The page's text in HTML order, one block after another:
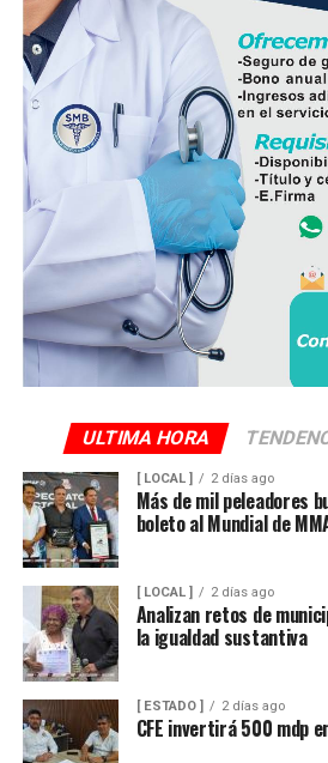
Finalmente, destacó que entre
operan ocho empresas
granjas avícolas, las cuales
fuente de empleo y desarrollo
comunidades rurales de ambas
ULTIMA HORA
[ LOCAL ] 2 días ago
Más de mil peleadores
boleto al Mundial de
[ LOCAL ] 2 días ago
Analizan retos de
la igualdad sustantiva
[ ESTADO ] 2 días ago
CFE invertirá 500 mdp